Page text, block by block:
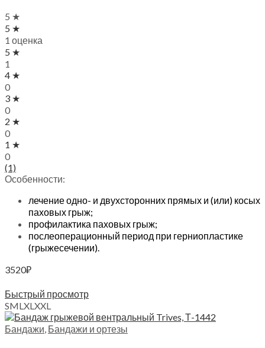
5 ★
5 ★
1 оценка
5 ★
1
4 ★
0
3 ★
0
2 ★
0
1 ★
0
(1)
Особенности:
лечение одно- и двухсторонних прямых и (или) косых
паховых грыж;
профилактика паховых грыж;
послеоперационный период при герниопластике
(грыжесечении).
3520₽
Быстрый просмотр
SML XL XXL
Бандажи Бандажи и ортезы